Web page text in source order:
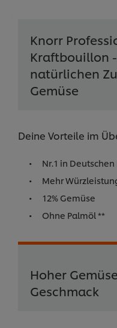
Knorr
Kraftbouillon
natürlichen
Gemüse
Deine Vorteile im
Nr.1 in
Mehr
12% Gemüse
Ohne Palmöl **
Hoher
Geschmack